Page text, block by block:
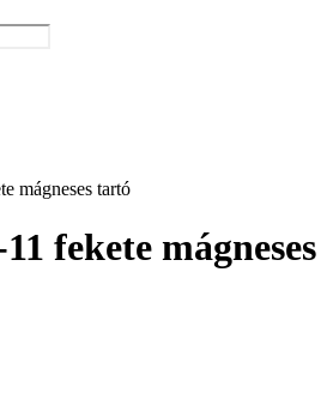
mágneses tartó
fekete mágneses